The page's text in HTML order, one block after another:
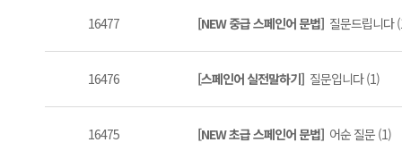
16477 [NEW 중급 스페인어 문법] 질문드립니다
16476 [스페인어 실전말하기] 질문입니다 (1)
16475 [NEW 초급 스페인어 문법] 어순 질문 (1)